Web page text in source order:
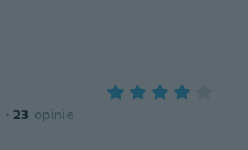
· 23 opinie